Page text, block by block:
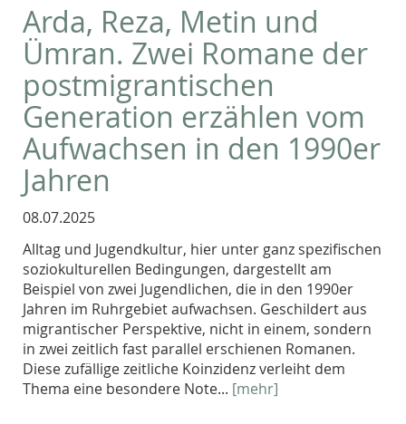
Arda, Reza, Metin und
Ümran. Zwei Romane der
postmigrantischen
Generation erzählen vom
Aufwachsen in den 1990er
Jahren
08.07.2025
Alltag und Jugendkultur, hier unter ganz spezifischen
soziokulturellen Bedingungen, dargestellt am
Beispiel von zwei Jugendlichen, die in den 1990er
Jahren im Ruhrgebiet aufwachsen. Geschildert aus
migrantischer Perspektive, nicht in einem, sondern
in zwei zeitlich fast parallel erschienen Romanen.
Diese zufällige zeitliche Koinzidenz verleiht dem
Thema eine besondere Note... [mehr]